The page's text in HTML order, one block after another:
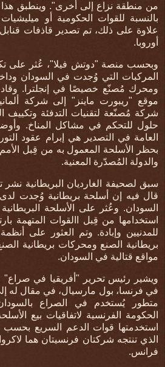
من منطقة نزاع إلى أخرى". وينطبق هذا
بالنسبة للقوات الحكومية أو
علاوة على ذلك، تم تصدير قاذفات قنابل
أوروبا.
وبحسب منصة "دوتش فيلا"، عُثر على
المركبات التي وُجدت في السودان
ومحرك مُصنّع خصيصًا في إنجلترا.
موقع "ريبورت ماينز" إلى شركة
شركة مُصنّعة لتقنيات التدفئة وتكييف
حلول للتحكم في مشاكل المناخ.
العامة في التصدير هي
إبرام عقود
بحظر الأسلحة المعمول به من قِبل الأمم
والدولة المُصدّرة المعنية.
سبق لصحيفة الغارديان البريطانية نشر
قال فيه إن أسلحة بريطانية وُجدت
السودان. وعُثر على الأسلحة
استخدامها من قِبل االقوات المتهمة
للمدنيين وإبادة. وتم العثور على
بريطانية الصنع ومحركات بريطانية
مواقع قتالية في السودان.
ويشير رئيس تحرير "أفريقيا في صراع"
في فرنسا، بول مارسيال، في مقال له
متطور يُستخدم في الصراع
الحكومة الفرنسية لاتفاقيات بيع
استخدمتها قوات الدعم السريع
الذي تنتجه شركتان فرنسيتان هما
فرانس.